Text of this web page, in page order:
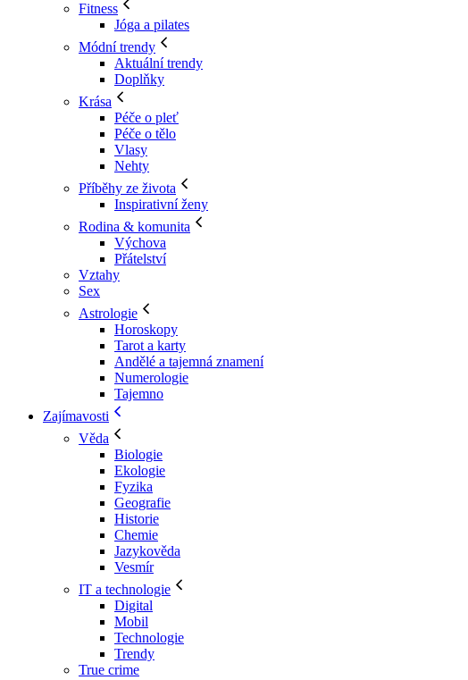
Fitness
Jóga a pilates
Módní trendy
Aktuální trendy
Doplňky
Krása
Péče o pleť
Péče o tělo
Vlasy
Nehty
Příběhy ze života
Inspirativní ženy
Rodina & komunita
Výchova
Přátelství
Vztahy
Sex
Astrologie
Horoskopy
Tarot a karty
Andělé a tajemná znamení
Numerologie
Tajemno
Zajímavosti
Věda
Biologie
Ekologie
Fyzika
Geografie
Historie
Chemie
Jazykověda
Vesmír
IT a technologie
Digital
Mobil
Technologie
Trendy
True crime